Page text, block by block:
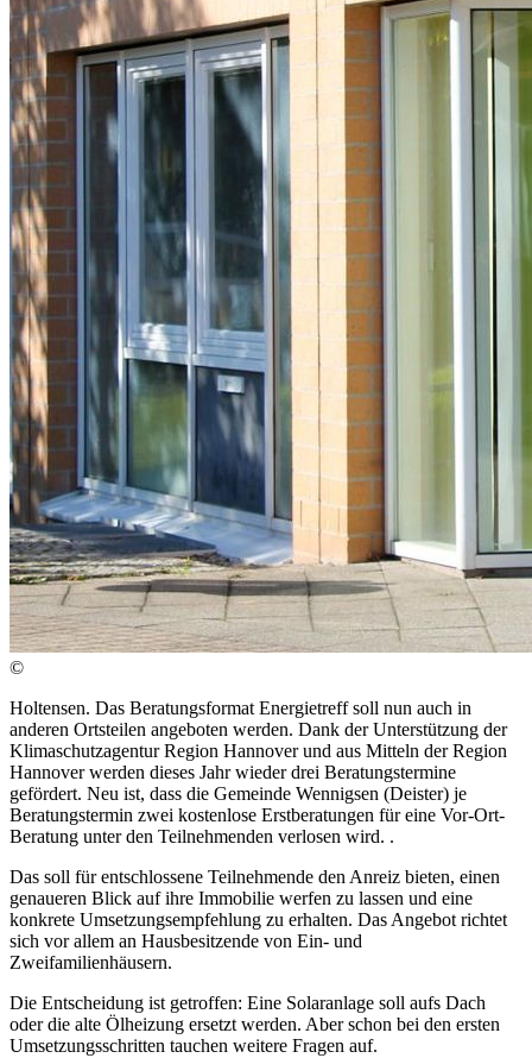
©
Holtensen. Das Beratungsformat Energietreff soll nun auch in
anderen Ortsteilen angeboten werden. Dank der Unterstützung der
Klimaschutzagentur Region Hannover und aus Mitteln der Region
Hannover werden dieses Jahr wieder drei Beratungstermine
gefördert. Neu ist, dass die Gemeinde Wennigsen (Deister) je
Beratungstermin zwei kostenlose Erstberatungen für eine Vor-Ort-
Beratung unter den Teilnehmenden verlosen wird. .
Das soll für entschlossene Teilnehmende den Anreiz bieten, einen
genaueren Blick auf ihre Immobilie werfen zu lassen und eine
konkrete Umsetzungsempfehlung zu erhalten. Das Angebot richtet
sich vor allem an Hausbesitzende von Ein- und
Zweifamilienhäusern.
Die Entscheidung ist getroffen: Eine Solaranlage soll aufs Dach
oder die alte Ölheizung ersetzt werden. Aber schon bei den ersten
Umsetzungsschritten tauchen weitere Fragen auf.